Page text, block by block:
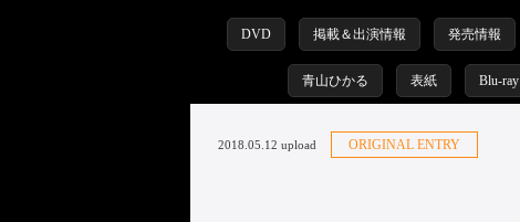
DVD 掲載＆出演情報 発売情報
青山ひかる 表紙 Blu-ray
2018.05.12 upload ORIGINAL ENTRY